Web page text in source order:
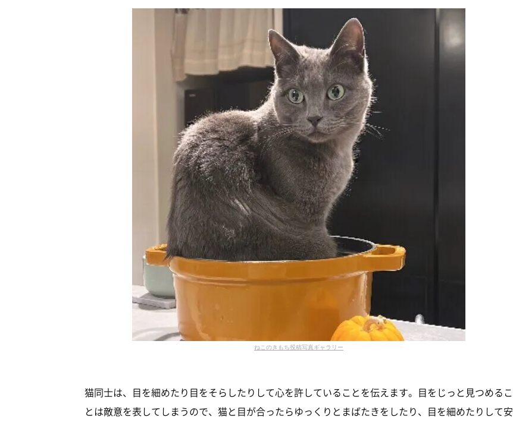
ねこのきもち投稿写真ギャラリー
猫同士は、目を細めたり目をそらしたりして心を許していることを伝えます。目をじっと見つめるこ
とは敵意を表してしまうので、猫と目が合ったらゆっくりとまばたきをしたり、目を細めたりして安